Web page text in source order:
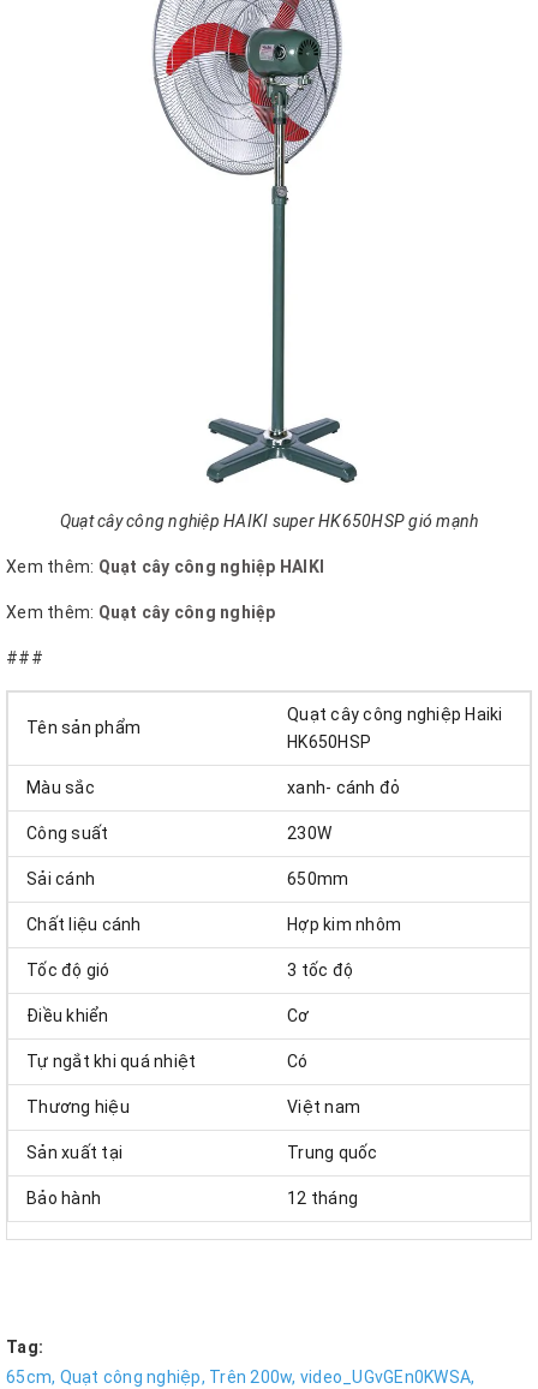
Quạt cây công nghiệp HAIKI super HK650HSP gió mạnh
Xem thêm: Quạt cây công nghiệp HAIKI
Xem thêm: Quạt cây công nghiệp
###
Tên sản phẩm
Quạt cây công nghiệp Haiki
HK650HSP
Màu sắc xanh- cánh đỏ
Công suất 230W
Sải cánh 650mm
Chất liệu cánh Hợp kim nhôm
Tốc độ gió 3 tốc độ
Điều khiển Cơ
Tự ngắt khi quá nhiệt Có
Thương hiệu Việt nam
Sản xuất tại Trung quốc
Bảo hành 12 tháng
Tag:
65cm, Quạt công nghiệp, Trên 200w, video_UGvGEn0KWSA,